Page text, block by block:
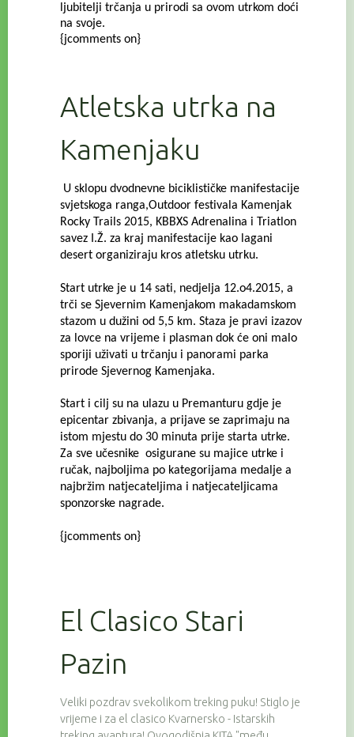
ljubitelji trčanja u prirodi sa ovom utrkom doći
na svoje.
{jcomments on}
Atletska utrka na
Kamenjaku
U sklopu dvodnevne biciklističke manifestacije
svjetskoga ranga,Outdoor festivala Kamenjak
Rocky Trails 2015, KBBXS Adrenalina i Triatlon
savez I.Ž. za kraj manifestacije kao lagani
desert organiziraju kros atletsku utrku.
Start utrke je u 14 sati, nedjelja 12.o4.2015, a
trči se Sjevernim Kamenjakom makadamskom
stazom u dužini od 5,5 km. Staza je pravi izazov
za lovce na vrijeme i plasman dok će oni malo
sporiji uživati u trčanju i panorami parka
prirode Sjevernog Kamenjaka.
Start i cilj su na ulazu u Premanturu gdje je
epicentar zbivanja, a prijave se zaprimaju na
istom mjestu do 30 minuta prije starta utrke.
Za sve učesnike osigurane su majice utrke i
ručak, najboljima po kategorijama medalje a
najbržim natjecateljima i natjecateljicama
sponzorske nagrade.
{jcomments on}
El Clasico Stari
Pazin
Veliki pozdrav svekolikom treking puku! Stiglo je
vrijeme i za el clasico Kvarnersko - Istarskih